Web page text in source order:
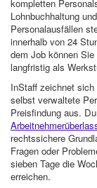
kompletten
Lohnbuchhaltung
Personalausfällen
innerhalb von 24
dem Job können
langfristig als
InStaff zeichnet
selbst verwaltete
Preisfindung aus.
rechtssichere
Fragen oder
sieben Tage die
erreichen.